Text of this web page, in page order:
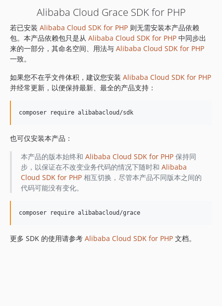
Alibaba Cloud Grace SDK for PHP
若已安装 Alibaba Cloud SDK for PHP 则无需安装本产品依赖
包。本产品依赖包只是从 Alibaba Cloud SDK for PHP 中同步出
来的一部分，其命名空间、用法与 Alibaba Cloud SDK for PHP
一致。
如果您不在乎文件体积，建议您安装 Alibaba Cloud SDK for PHP
并经常更新，以便保持最新、最全的产品支持：
也可仅安装本产品：
本产品的版本始终和 Alibaba Cloud SDK for PHP保持同
步，以保证在不改变业务代码的情况下随时和 Alibaba
Cloud SDK for PHP相互切换，尽管本产品不同版本之间的
代码可能没有变化。
更多 SDK 的使用请参考 Alibaba Cloud SDK for PHP 文档。